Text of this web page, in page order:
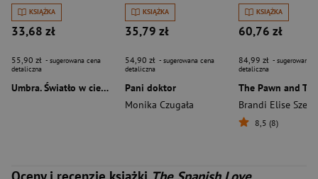
KSIĄŻKA
33,68 zł
55,90 zł - sugerowana cena
detaliczna
Umbra. Światło w ciemności. Synowie Umbry. Tom 2
KSIĄŻKA
35,79 zł
54,90 zł - sugerowana cena
detaliczna
Pani doktor
Monika Czugała
KSIĄŻKA
60,76 zł
84,99 zł - sugerowana
detaliczna
Brandi Elise
8,5 (8)